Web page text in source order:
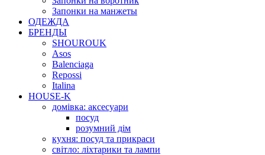
Запонки на манжеты
ОДЕЖДА
БРЕНДЫ
SHOUROUK
Asos
Balenciaga
Repossi
Italina
HOUSE-K
домівка: аксесуари
посуд
розумний дім
кухня: посуд та прикраси
світло: ліхтарики та лампи